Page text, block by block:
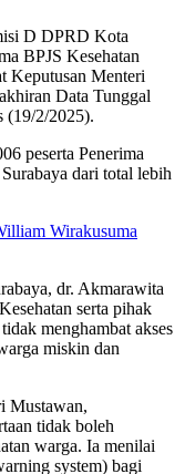
D DPRD Kota
BPJS Kesehatan
Keputusan Menteri
Data Tunggal
(19/2/2025).
peserta Penerima
dari total lebih
Wirakusuma
dr. Akmarawita
serta pihak
menghambat akses
miskin dan
Mustawan,
tidak boleh
warga. Ia menilai
system) bagi